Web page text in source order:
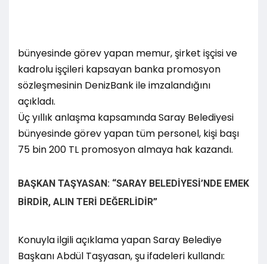
bünyesinde görev yapan memur, şirket işçisi ve
kadrolu işçileri kapsayan banka promosyon
sözleşmesinin DenizBank ile imzalandığını
açıkladı.
Üç yıllık anlaşma kapsamında Saray Belediyesi
bünyesinde görev yapan tüm personel, kişi başı
75 bin 200 TL promosyon almaya hak kazandı.
BAŞKAN TAŞYASAN: “SARAY BELEDİYESİ’NDE EMEK
BİRDİR, ALIN TERİ DEĞERLİDİR”
Konuyla ilgili açıklama yapan Saray Belediye
Başkanı Abdül Taşyasan, şu ifadeleri kullandı: